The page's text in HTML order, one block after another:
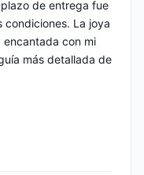
de entrega fue
La joya
con mi
más detallada de